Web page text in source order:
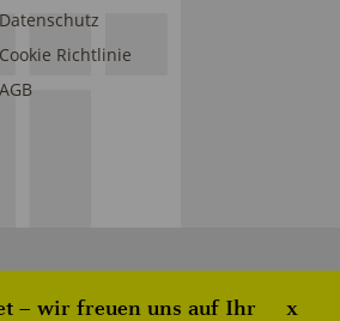
Datenschutz
Cookie Richtlinie
AGB
– wir freuen uns auf Ihr x